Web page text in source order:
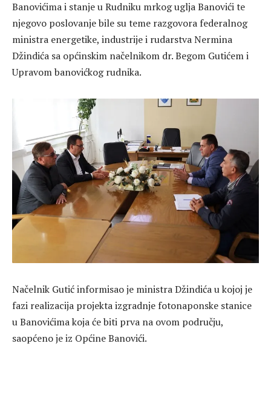
Banovićima i stanje u Rudniku mrkog uglja Banovići te
njegovo poslovanje bile su teme razgovora federalnog
ministra energetike, industrije i rudarstva Nermina
Džindića sa općinskim načelnikom dr. Begom Gutićem i
Upravom banovićkog rudnika.
Načelnik Gutić informisao je ministra Džindića u kojoj je
fazi realizacija projekta izgradnje fotonaponske stanice
u Banovićima koja će biti prva na ovom području,
saopćeno je iz Općine Banovići.